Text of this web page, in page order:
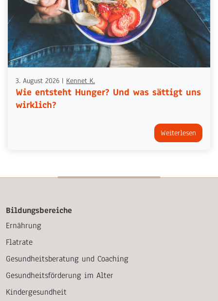
3. August 2026 | Kennet K.
Wie entsteht Hunger? Und was sättigt uns
wirklich?
Weiterlesen
Bildungsbereiche
Ernährung
Flatrate
Gesundheitsberatung und Coaching
Gesundheitsförderung im Alter
Kindergesundheit